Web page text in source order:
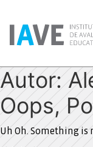
Autor:
Oops,
Uh Oh. Something is